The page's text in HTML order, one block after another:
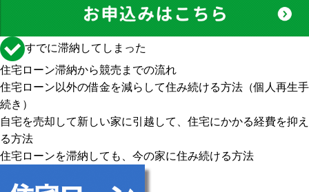
すでに滞納してしまった
住宅ローン滞納から競売までの流れ
住宅ローン以外の借金を減らして住み続ける方法（個人再生手
続き）
自宅を売却して新しい家に引越して、住宅にかかる経費を抑え
る方法
住宅ローンを滞納しても、今の家に住み続ける方法